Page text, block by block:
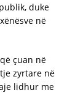
duke
në
çuan në
zyrtare në
lidhur me